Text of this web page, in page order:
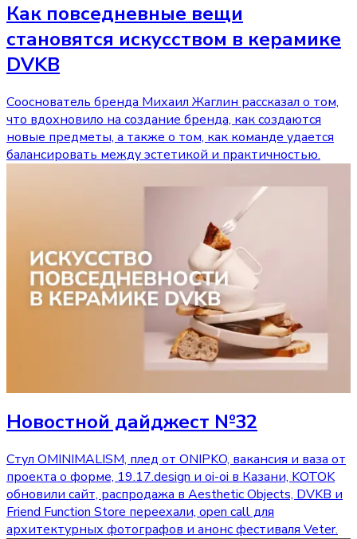
Как повседневные вещи
становятся искусством в керамике
DVKB
Сооснователь бренда Михаил Жаглин рассказал о том,
что вдохновило на создание бренда, как создаются
новые предметы, а также о том, как команде удается
балансировать между эстетикой и практичностью.
Новостной дайджест №32
Стул OMINIMALISM, плед от ONIPKO, вакансия и ваза от
проекта о форме, 19.17.design и oi-oi в Казани, KOTOK
обновили сайт, распродажа в Aesthetic Objects, DVKB и
Friend Function Store переехали, open call для
архитектурных фотографов и анонс фестиваля Veter.